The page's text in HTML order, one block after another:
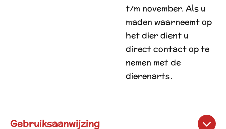
t/m november. Als u
maden waarneemt op
het dier dient u
direct contact op te
nemen met de
dierenarts.
Gebruiksaanwijzing